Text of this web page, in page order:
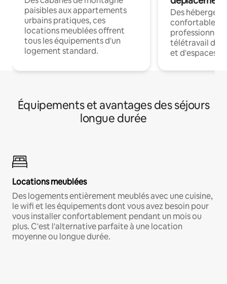
paisibles aux appartements
urbains pratiques, ces
locations meublées offrent
tous les équipements d'un
logement standard.
Des
confortables
professionnels
télétravail
et d'espaces
Équipements et avantages des séjours
longue durée
Locations meublées
Des logements entièrement meublés avec une cuisine,
le wifi et les équipements dont vous avez besoin pour
vous installer confortablement pendant un mois ou
plus. C'est l'alternative parfaite à une location
moyenne ou longue durée.